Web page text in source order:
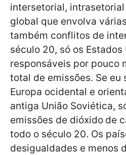
intersetorial,
global que envolva
também conflitos de
século 20, só os Estados
responsáveis por pouco
total de emissões. Se eu
Europa ocidental e
antiga União Soviética,
emissões de dióxido de
todo o século 20. Os
desigualdades e menos